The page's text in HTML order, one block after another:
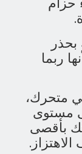
ربما
متحرك،
مستوى
بأقصى